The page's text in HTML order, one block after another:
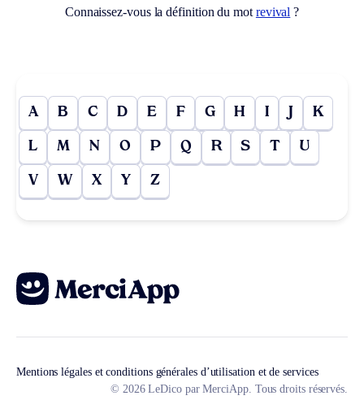
Connaissez-vous la définition du mot revival ?
A B C D E F G H I J K
L M N O P Q R S T U
V W X Y Z
Mentions légales et conditions générales d’utilisation et de services
© 2026 LeDico par MerciApp. Tous droits réservés.